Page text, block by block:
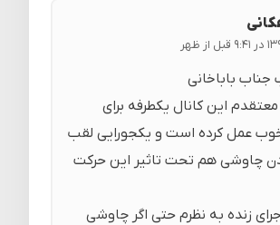
باباخانی
این کانال یکطرفه برای
عمل کرده است و یکجورایی لقب
چاوشی هم تحت تاثیر این حرکت
زنده به نظرم حتی اگر چاوشی